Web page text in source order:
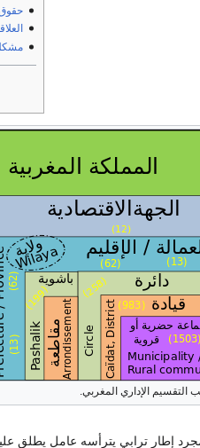
حقوق
مشكل
التقسيم الإداري المغربي.
مجرد إطار ترابي يترأسه عامل يطلق